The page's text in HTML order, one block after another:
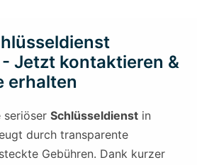
Jetzt kontaktieren &
erhalten
seriöser Schlüsseldienst in
durch transparente
Gebühren. Dank kurzer